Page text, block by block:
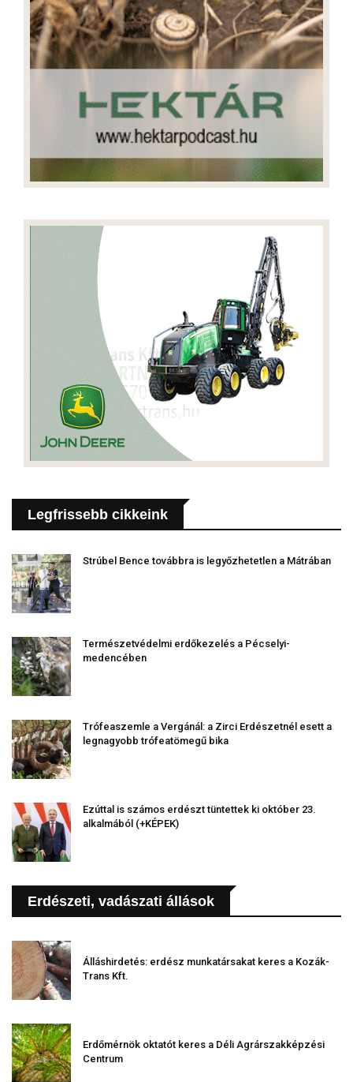
Legfrissebb cikkeink
Strúbel Bence továbbra is legyőzhetetlen a Mátrában
Természetvédelmi erdőkezelés a Pécselyi-
medencében
Trófeaszemle a Vergánál: a Zirci Erdészetnél esett a
legnagyobb trófeatömegű bika
Ezúttal is számos erdészt tüntettek ki október 23.
alkalmából (+KÉPEK)
Erdészeti, vadászati állások
Álláshirdetés: erdész munkatársakat keres a Kozák-
Trans Kft.
Erdőmérnök oktatót keres a Déli Agrárszakképzési
Centrum